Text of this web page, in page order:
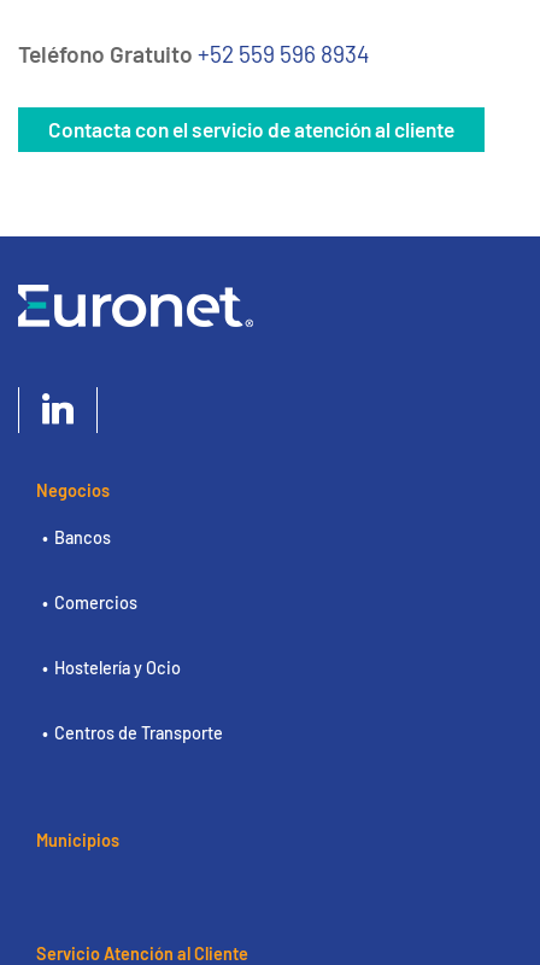
Teléfono Gratuito +52 559 596 8934
Contacta con el servicio de atención al cliente
Negocios
Bancos
Comercios
Hostelería y Ocio
Centros de Transporte
Municipios
Servicio Atención al Cliente